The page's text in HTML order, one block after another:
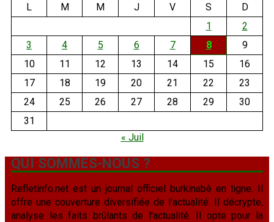
L
M M J V S
D
1
2
3
4 5 6 7 8
9
10
11 12 13 14 15
16
17
18 19 20 21 22
23
24
25 26 27 28 29
30
31
« Juil
QUI SOMMES-NOUS ?
Refletinfo.net est un journal officiel burkinabè en ligne. Il
offre une couverture diversifiée de l'actualité. Il décrypte,
analyse les faits brûlants de l'actualité. Il opte pour la